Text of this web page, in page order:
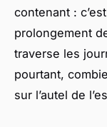
contenant :
prolongement
traverse les
pourtant,
sur l’autel de